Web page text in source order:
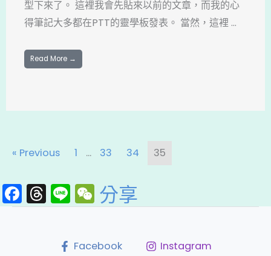
型下來了。 這裡我會先貼來以前的文章，而我的心
得筆記大多都在PTT的靈學板發表。 當然，這裡 ...
Read More →
« Previous 1 ... 33 34 35
F
a
T
hr
Li
n
W
e
分享
Facebook Instagram